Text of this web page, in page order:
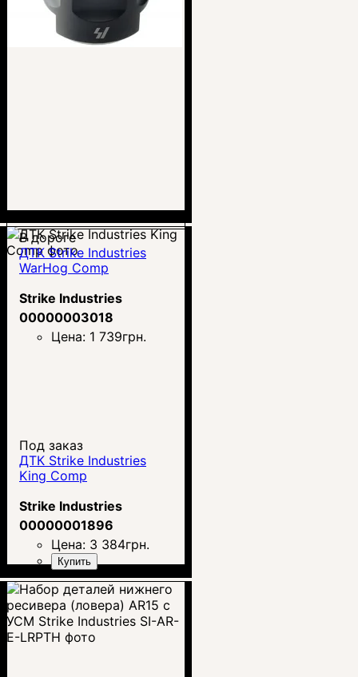
В дороге
ДТК Strike Industries
WarHog Comp
Strike Industries
00000003018
Цена: 1 739грн.
Под заказ
ДТК Strike Industries
King Comp
Strike Industries
00000001896
Цена: 3 384грн.
Купить